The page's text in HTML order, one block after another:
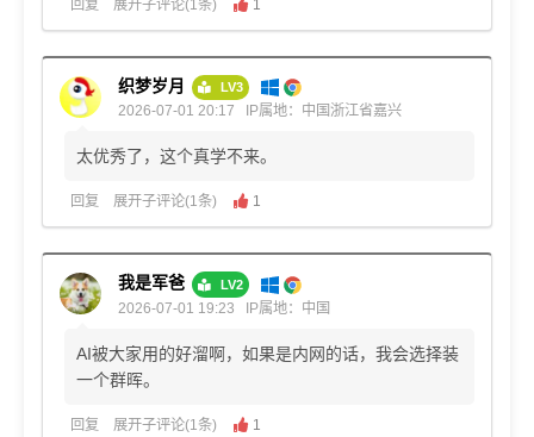
回复 展开子评论(1条) 1
织梦岁月 LV3
2026-07-01 20:17 IP属地：中国浙江省嘉兴
太优秀了，这个真学不来。
回复 展开子评论(1条) 1
我是军爸 LV2
2026-07-01 19:23 IP属地：中国
AI被大家用的好溜啊，如果是内网的话，我会选择装
一个群晖。
回复 展开子评论(1条) 1